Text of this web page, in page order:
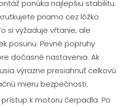
ponúka najlepšiu stabilitu.
priamo cez lôžko
si vyžaduje vŕtanie, ale
posunu. Pevné popruhy
dočasné nastavenia. Ak
výrazne presiahnuť celkovú
mieru bezpečnosti.
k motoru čerpadla. Po